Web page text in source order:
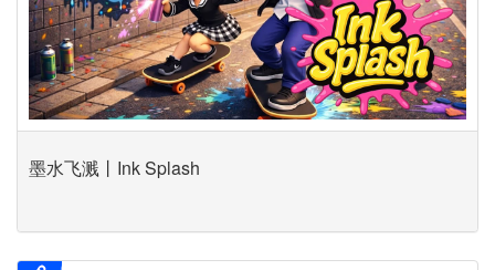
墨水飞溅丨Ink Splash